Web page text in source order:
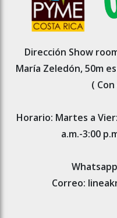
Dirección Show
María Zeledón, 50m
(
Horario: Martes a
a.m.-3:00
Correo: